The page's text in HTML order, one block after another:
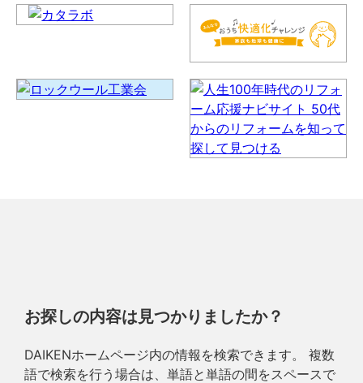
お探しの内容は見つかりましたか？
DAIKENホームページ内の情報を検索できます。 複数
語で検索を行う場合は、単語と単語の間をスペースで